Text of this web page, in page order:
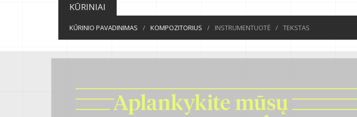
KŪRINIAI
KŪRINIO PAVADINIMAS / KOMPOZITORIUS / INSTRUMENTUOTĖ / TEKSTAS